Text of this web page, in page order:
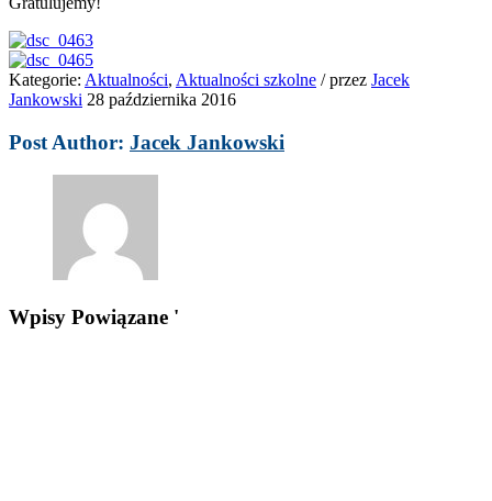
Kategorie: Aktualności, Aktualności szkolne /przez Jacek
Jankowski 28 października 2016
Post Author: Jacek Jankowski
Wpisy Powiązane '